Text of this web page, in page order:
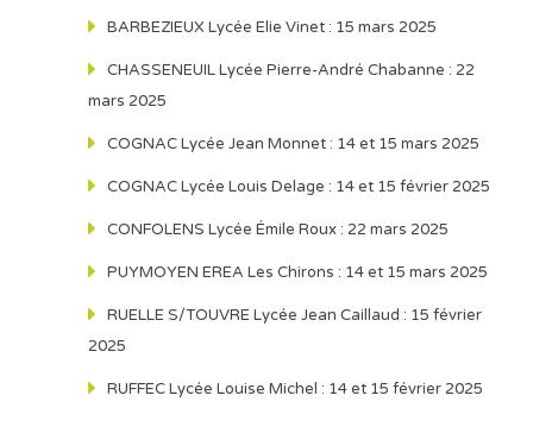
BARBEZIEUX Lycée Elie Vinet : 15 mars 2025
CHASSENEUIL Lycée Pierre-André Chabanne : 22
mars 2025
COGNAC Lycée Jean Monnet : 14 et 15 mars 2025
COGNAC Lycée Louis Delage : 14 et 15 février 2025
CONFOLENS Lycée Émile Roux : 22 mars 2025
PUYMOYEN EREA Les Chirons : 14 et 15 mars 2025
RUELLE S/TOUVRE Lycée Jean Caillaud : 15 février
2025
RUFFEC Lycée Louise Michel : 14 et 15 février 2025